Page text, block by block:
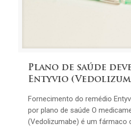
Plano de saúde
Entyvio
Fornecimento do remédio
por plano de saúde O
(Vedolizumabe) é um fármaco